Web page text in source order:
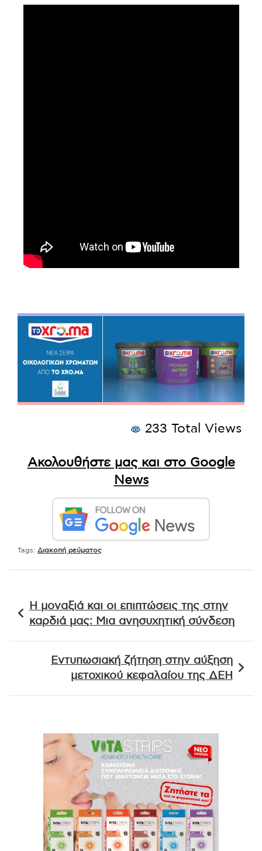
233 Total Views
Ακολουθήστε μας και στο Google
News
Tags: Διακοπή ρεύματος
άρθρων
Η μοναξιά και οι επιπτώσεις της στην
καρδιά μας: Μια ανησυχητική σύνδεση
Εντυπωσιακή ζήτηση στην αύξηση
μετοχικού κεφαλαίου της ΔΕΗ